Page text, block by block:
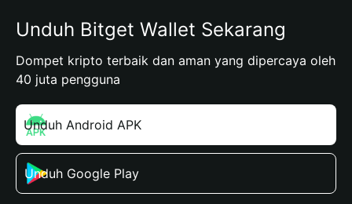
Unduh Bitget Wallet Sekarang
Dompet kripto terbaik dan aman yang dipercaya oleh
40 juta pengguna
Unduh Android APK
Unduh Google Play